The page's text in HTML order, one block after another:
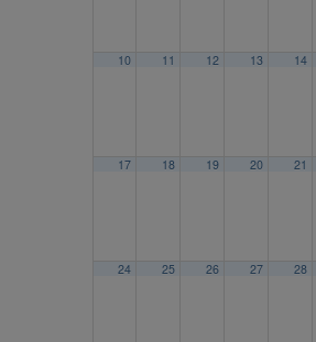
10 11 12 13 14
17 18 19 20 21
24 25 26 27 28